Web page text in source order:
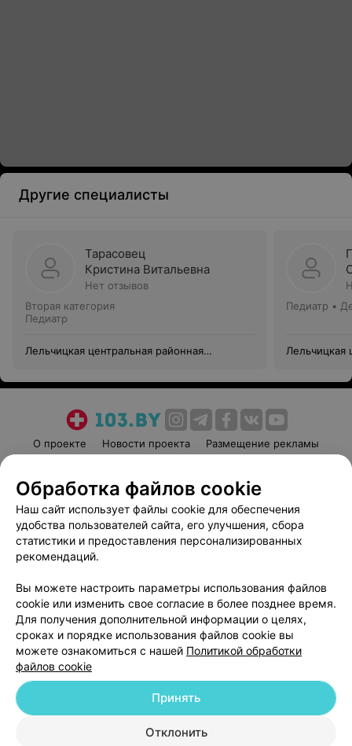
Другие специалисты
Тарасовец
Кристина Витальевна
Нет отзывов
Вторая категория
Педиатр
Лельчицкая центральная районная
Педиатр •
Лельчицкая
О проекте Новости проекта
Размещение рекламы
Пользовательское соглашение
Способы оплаты
Вакансии
Партнеры
Написать руководителю 103.by
Обработка персональных данных
© 2026 ООО «Артокс Лаб», УНП 191700409
| 220012, Республика Беларусь,
Обработка файлов cookie
Наш сайт использует файлы cookie для обеспечения
удобства пользователей сайта, его улучшения, сбора
статистики и предоставления персонализированных
рекомендаций.
Вы можете настроить параметры использования файлов
cookie или изменить свое согласие в более позднее время.
Для получения дополнительной информации о целях,
сроках и порядке использования файлов cookie вы
можете ознакомиться с нашей Политикой обработки
файлов cookie
Отклонить
Принять